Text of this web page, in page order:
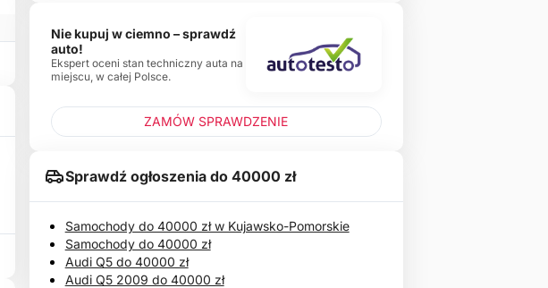
Nie kupuj w ciemno – sprawdź
auto!
Ekspert oceni stan techniczny auta na
miejscu, w całej Polsce.
ZAMÓW SPRAWDZENIE
Sprawdź ogłoszenia do 40000 zł
Samochody do 40000 zł w Kujawsko-Pomorskie
Samochody do 40000 zł
Audi Q5 do 40000 zł
Audi Q5 2009 do 40000 zł